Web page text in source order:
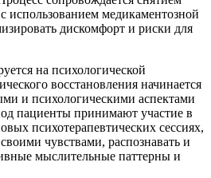
использованием медикаментозной
дискомфорт и риски для
на психологической
восстановления начинается
и психологическими аспектами
пациенты принимают участие в
психотерапевтических сессиях,
чувствами, распознавать и
мыслительные паттерны и